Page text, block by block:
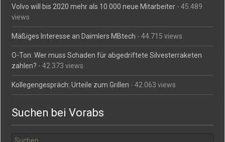
Volvo will bis 2020 mehr als 10.000 neue Mitarbeiter - 45.489
views
Mäßiges Interesse an Daimlers MBtech - 44.715 views
O-Ton: Wer muss Schaden für abgedriftete Silvesterraketen
zahlen? - 42.373 views
Kollegengespräch: Urteile zum Grillen - 42.063 views
Suchen bei Vorabs
nach: